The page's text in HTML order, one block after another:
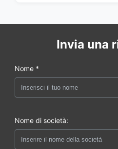
Invia una
Nome *
Nome di società: